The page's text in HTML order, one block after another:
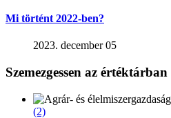
Mi történt 2022-ben?
2023. december 05
Szemezgessen az értéktárban
(2)